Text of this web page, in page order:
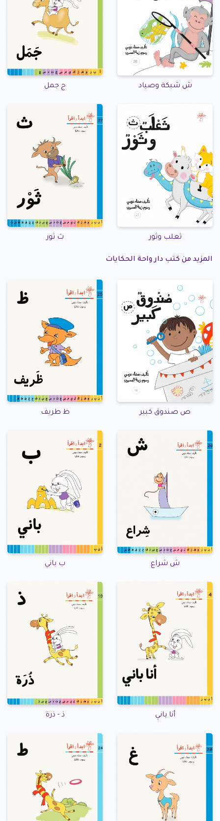
ش شبكة وصياد ج جمل
ثعلب وثور ث ثور
المزيد من كتب دار واحة الحكايات
ص صندوق كبير ظ طريف
ش شراع ب باني
أنا باني ذ - ذرة